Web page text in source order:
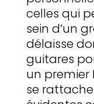
celles qui
sein d’un
délaisse
guitares
un premier
se